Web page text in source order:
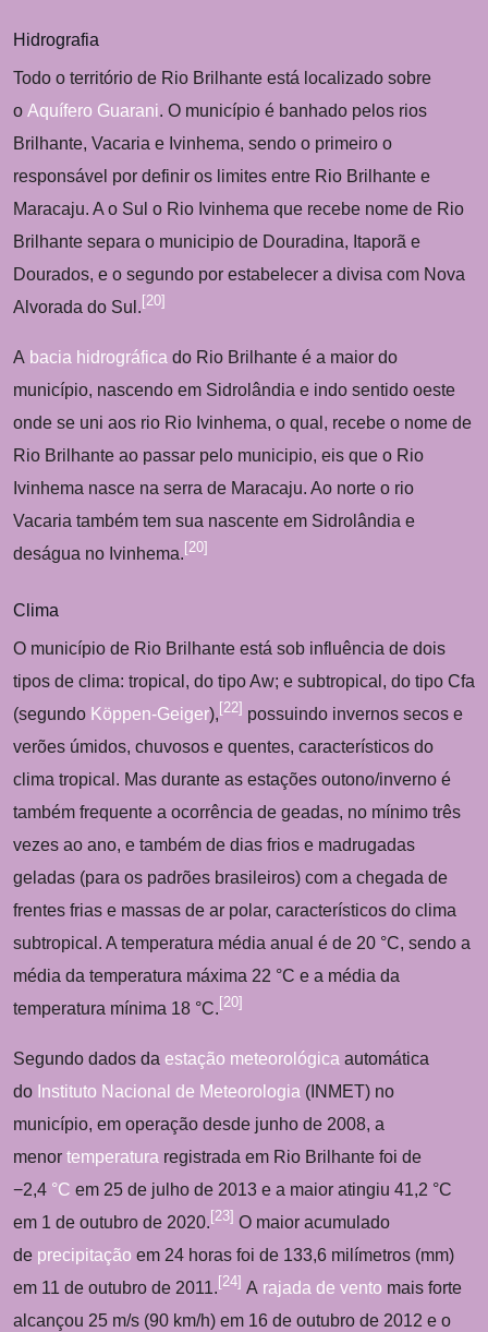
Hidrografia
Todo o território de Rio Brilhante está localizado sobre
o Aquífero Guarani. O município é banhado pelos rios
Brilhante, Vacaria e Ivinhema, sendo o primeiro o
responsável por definir os limites entre Rio Brilhante e
Maracaju. A o Sul o Rio Ivinhema que recebe nome de Rio
Brilhante separa o municipio de Douradina, Itaporã e
Dourados, e o segundo por estabelecer a divisa com Nova
Alvorada do Sul. [20]
A bacia hidrográfica do Rio Brilhante é a maior do
município, nascendo em Sidrolândia e indo sentido oeste
onde se uni aos rio Rio Ivinhema, o qual, recebe o nome de
Rio Brilhante ao passar pelo municipio, eis que o Rio
Ivinhema nasce na serra de Maracaju. Ao norte o rio
Vacaria também tem sua nascente em Sidrolândia e
deságua no Ivinhema. [20]
Clima
O município de Rio Brilhante está sob influência de dois
tipos de clima: tropical, do tipo Aw; e subtropical, do tipo Cfa
(segundo Köppen-Geiger), [22] possuindo invernos secos e
verões úmidos, chuvosos e quentes, característicos do
clima tropical. Mas durante as estações outono/inverno é
também frequente a ocorrência de geadas, no mínimo três
vezes ao ano, e também de dias frios e madrugadas
geladas (para os padrões brasileiros) com a chegada de
frentes frias e massas de ar polar, característicos do clima
subtropical. A temperatura média anual é de 20 °C, sendo a
média da temperatura máxima 22 °C e a média da
temperatura mínima 18 °C. [20]
Segundo dados da estação meteorológica automática
do Instituto Nacional de Meteorologia (INMET) no
município, em operação desde junho de 2008, a
menor temperatura registrada em Rio Brilhante foi de
−2,4 °C em 25 de julho de 2013 e a maior atingiu 41,2 °C
em 1 de outubro de 2020. [23] O maior acumulado
de precipitação em 24 horas foi de 133,6 milímetros (mm)
em 11 de outubro de 2011. [24] A rajada de vento mais forte
alcançou 25 m/s (90 km/h) em 16 de outubro de 2012 e o